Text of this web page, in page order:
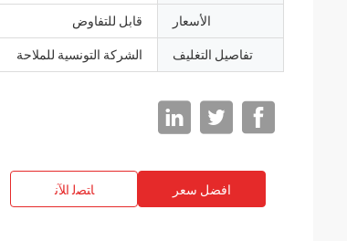
الأسعار قابل للتفاوض
تفاصيل التغليف الشركة التونسية للملاحة
افضل سعر ﺎﺘﺼﻟ ﺍﻶﻧ